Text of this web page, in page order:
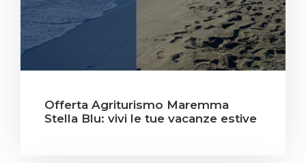
Offerta Agriturismo Maremma
Stella Blu: vivi le tue vacanze estive